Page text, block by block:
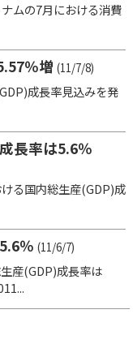
ムの7月における消費
％増 (11/7/8)
成長率見込みを発
長率は5.6％
る国内総生産(GDP)成
％ (11/6/7)
産(GDP)成長率は